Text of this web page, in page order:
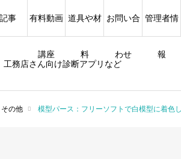
工務店さん向け診断アプリなど
記事 有料動画
講座
道具や材
料
お問い合
わせ
管理者情
報
その他 模型パース：フリーソフトで白模型に着色